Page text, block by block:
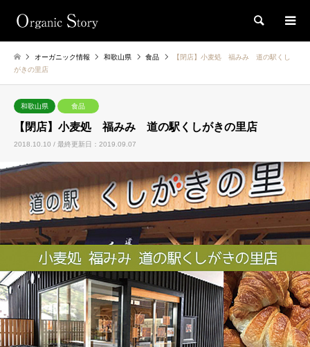
検索
オーガニック情報 和歌山県 食品
【閉店】小麦処 福みみ 道の駅くし
がきの里店
和歌山県 食品
【閉店】小麦処 福みみ 道の駅くしがきの里店
2018.10.10 / 最終更新日：2019.09.07